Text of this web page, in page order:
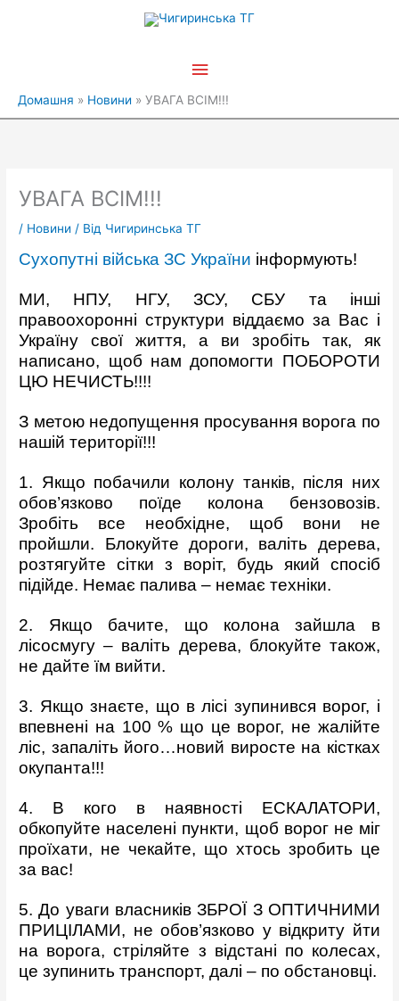
Головне
Домашня Новини УВАГА ВСІМ!!!
УВАГА ВСІМ!!!
/ Новини / Від Чигиринська ТГ
Сухопутні війська ЗС України інформують!
МИ, НПУ, НГУ, ЗСУ, СБУ та інші
правоохоронні структури віддаємо за Вас і
Україну свої життя, а ви зробіть так, як
написано, щоб нам допомогти ПОБОРОТИ
ЦЮ НЕЧИСТЬ!!!!
З метою недопущення просування ворога по
нашій території!!!
1. Якщо побачили колону танків, після них
обов’язково поїде колона бензовозів.
Зробіть все необхідне, щоб вони не
пройшли. Блокуйте дороги, валіть дерева,
розтягуйте сітки з воріт, будь який спосіб
підійде. Немає палива – немає техніки.
2. Якщо бачите, що колона зайшла в
лісосмугу – валіть дерева, блокуйте також,
не дайте їм вийти.
3. Якщо знаєте, що в лісі зупинився ворог, і
впевнені на 100 % що це ворог, не жалійте
ліс, запаліть його…новий виросте на кістках
окупанта!!!
4. В кого в наявності ЕСКАЛАТОРИ,
обкопуйте населені пункти, щоб ворог не міг
проїхати, не чекайте, що хтось зробить це
за вас!
5. До уваги власників ЗБРОЇ З ОПТИЧНИМИ
ПРИЦІЛАМИ, не обов’язково у відкриту йти
на ворога, стріляйте з відстані по колесах,
це зупинить транспорт, далі – по обстановці.